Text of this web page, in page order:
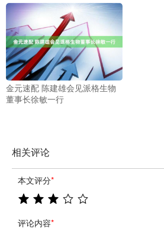
金元速配 陈建雄会见派格生物
董事长徐敏一行
相关评论
本文评分*
评论内容*